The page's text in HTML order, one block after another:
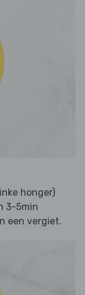
honger)
3-5min
een vergiet.